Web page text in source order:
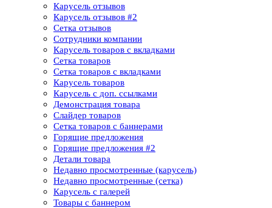
Карусель отзывов
Карусель отзывов​ #2
Сетка отзывов
Сотрудники компании​
Карусель товаров с вкладками
Сетка товаров
Сетка товаров с вкладками​
Карусель товаров
Карусель с доп. ссылками
Демонстрация товара
Слайдер товаров
Сетка товаров с баннерами​
Горящие предложения
Горящие предложения​ #2
Детали товара
Недавно просмотренные (карусель)
Недавно просмотренные (сетка)​
Карусель с галерей
Товары с баннером